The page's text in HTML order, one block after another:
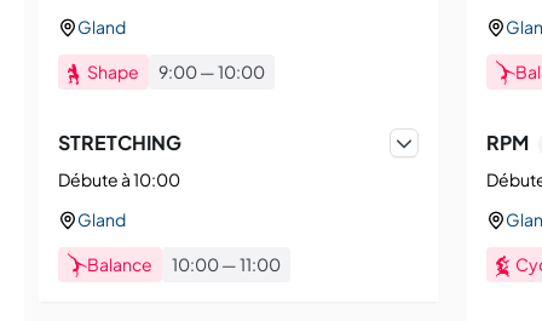
Gland
Shape 9:00—10:00
STRETCHING
Débute à 10:00
Gland
Balance 10:00—11:00
RPM